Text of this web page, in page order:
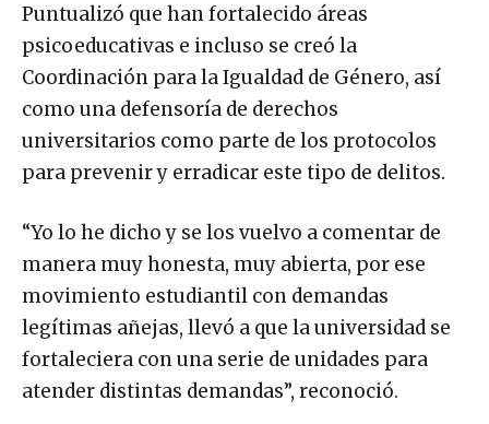
Puntualizó que han fortalecido áreas
psicoeducativas e incluso se creó la
Coordinación para la Igualdad de Género, así
como una defensoría de derechos
universitarios como parte de los protocolos
para prevenir y erradicar este tipo de delitos.
“Yo lo he dicho y se los vuelvo a comentar de
manera muy honesta, muy abierta, por ese
movimiento estudiantil con demandas
legítimas añejas, llevó a que la universidad se
fortaleciera con una serie de unidades para
atender distintas demandas”, reconoció.